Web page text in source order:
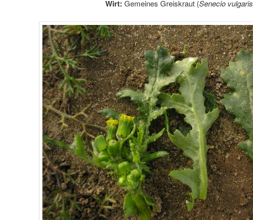
Wirt: Gemeines Greiskraut (Senecio vulgaris